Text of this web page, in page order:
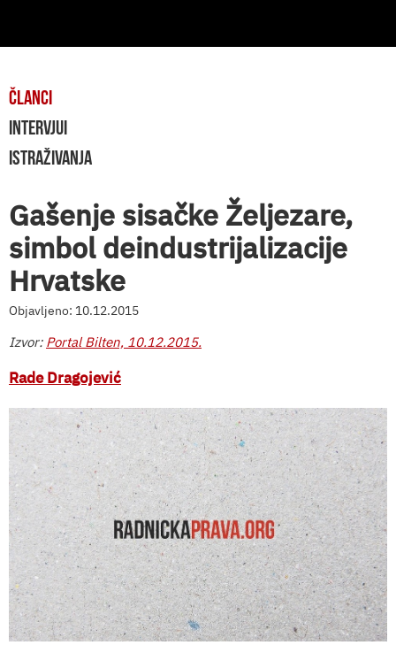
ČLANCI
INTERVJUI
ISTRAŽIVANJA
Gašenje sisačke Željezare,
simbol deindustrijalizacije
Hrvatske
Objavljeno: 10.12.2015
Izvor: Portal Bilten, 10.12.2015.
Rade Dragojević